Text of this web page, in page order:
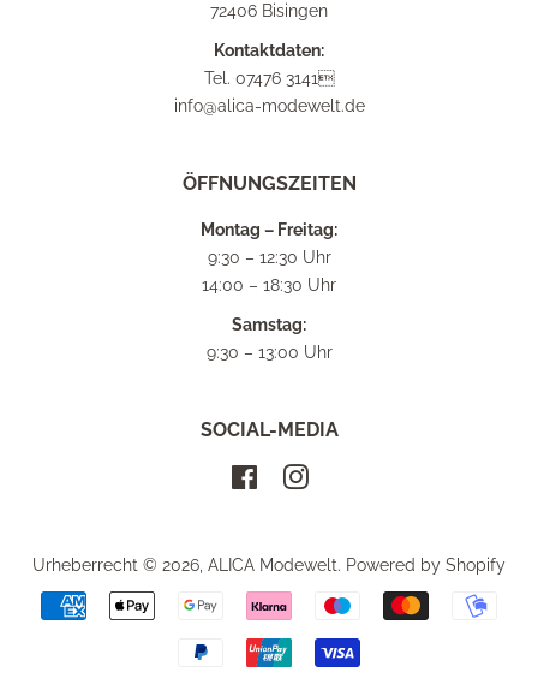
72406 Bisingen
Kontaktdaten:
Tel. 07476 3141
info@alica-modewelt.de
ÖFFNUNGSZEITEN
Montag – Freitag:
9:30 – 12:30 Uhr
14:00 – 18:30 Uhr
Samstag:
9:30 – 13:00 Uhr
SOCIAL-MEDIA
FacebookInstagram
Urheberrecht © 2026, ALICA Modewelt. Powered by Shopify
Zahlungsarten